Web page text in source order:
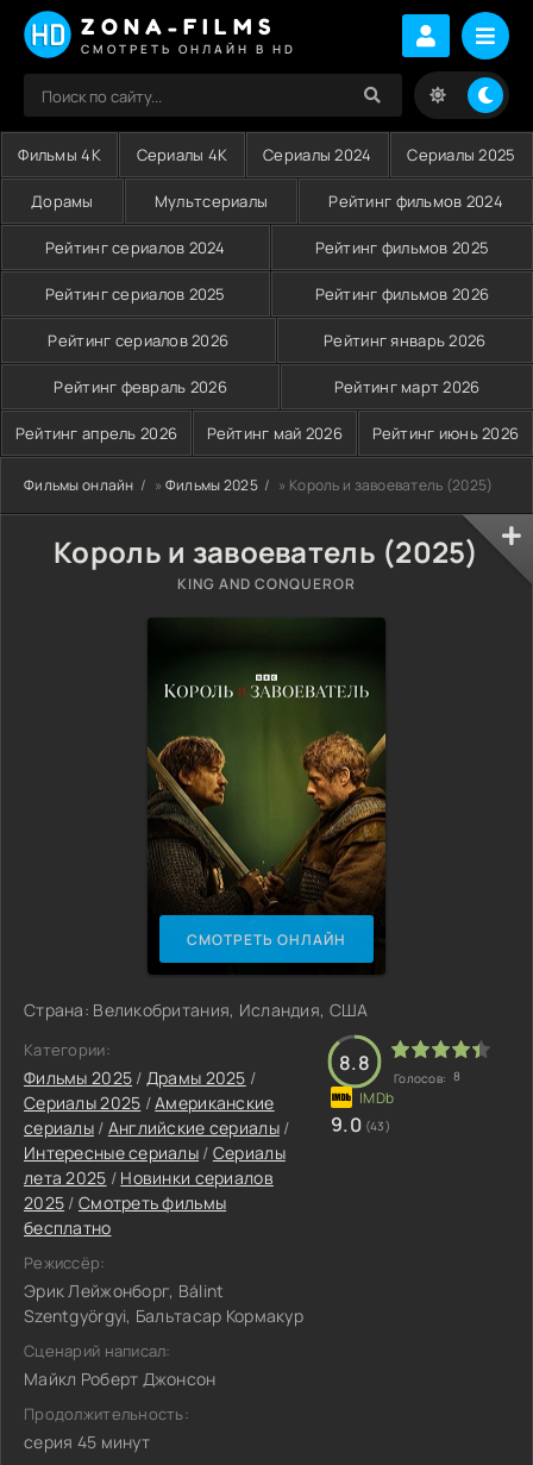
ZONA-FILMS
СМОТРЕТЬ ОНЛАЙН В HD
Фильмы 4K Сериалы 4K Сериалы 2024 Сериалы 2025
Дорамы Мультсериалы Рейтинг фильмов 2024
Рейтинг сериалов 2024 Рейтинг фильмов 2025
Рейтинг сериалов 2025 Рейтинг фильмов 2026
Рейтинг сериалов 2026 Рейтинг январь 2026
Рейтинг февраль 2026 Рейтинг март 2026
Рейтинг апрель 2026 Рейтинг май 2026 Рейтинг июнь 2026
Фильмы онлайн » Фильмы 2025 » Король и завоеватель (2025)
Король и завоеватель (2025)
KING AND CONQUEROR
СМОТРЕТЬ ОНЛАЙН
Страна: Великобритания, Исландия, США
Категории:
Фильмы 2025 / Драмы 2025 /
Сериалы 2025 /Американские
сериалы/ Английские сериалы/
Интересные сериалы / Сериалы
лета 2025 / Новинки сериалов
2025 / Смотреть фильмы
бесплатно
Режиссёр:
Эрик Лейжонборг, Bálint
Szentgyörgyi, Бальтасар Кормакур
Сценарий написал:
Майкл Роберт Джонсон
Продолжительность:
серия 45 минут
8.8
Голосов: 8
9.0 (43)